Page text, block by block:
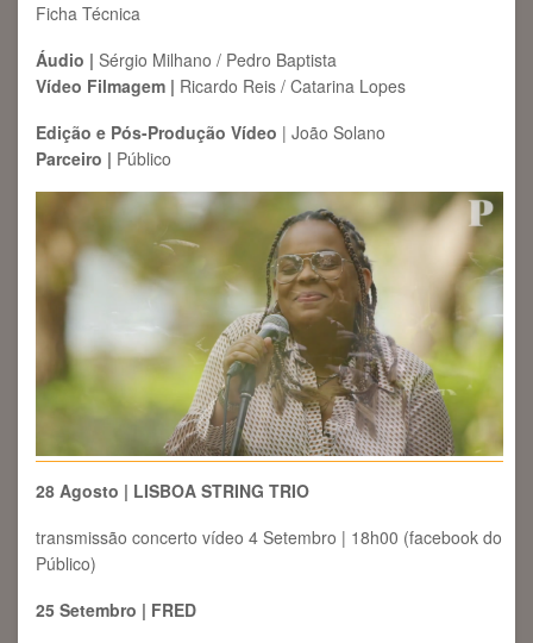
Ficha Técnica
Áudio | Sérgio Milhano / Pedro Baptista
Vídeo Filmagem | Ricardo Reis / Catarina Lopes
Edição e Pós-Produção Vídeo | João Solano
Parceiro | Público
28 Agosto | LISBOA STRING TRIO
transmissão concerto vídeo 4 Setembro | 18h00 (facebook do
Público)
25 Setembro | FRED